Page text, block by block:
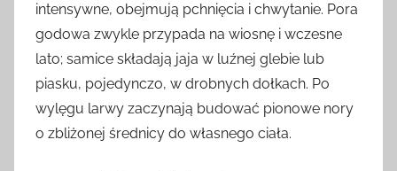
intensywne, obejmują pchnięcia i chwytanie. Pora
godowa zwykle przypada na wiosnę i wczesne
lato; samice składają jaja w luźnej glebie lub
piasku, pojedynczo, w drobnych dołkach. Po
wylęgu larwy zaczynają budować pionowe nory
o zbliżonej średnicy do własnego ciała.